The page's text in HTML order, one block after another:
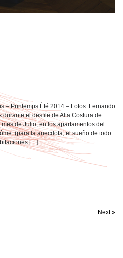
– Printemps Été 2014 – Fotos: Fernando
el desfile de Alta Costura de
de Julio, en los apartamentos del
(para la anecdota, el sueño de todo
[…]
Next »